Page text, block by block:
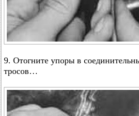
9. Отогните упоры в
тросов…